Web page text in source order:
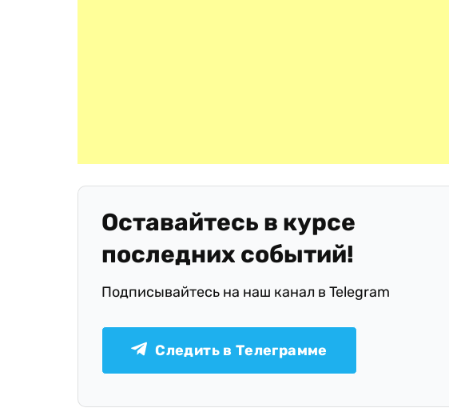
Оставайтесь в курсе
последних событий!
Подписывайтесь на наш канал в Telegram
Следить в Телеграмме